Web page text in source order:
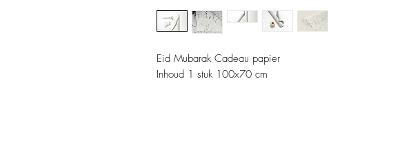
Eid Mubarak Cadeau papier
Inhoud 1 stuk 100x70 cm